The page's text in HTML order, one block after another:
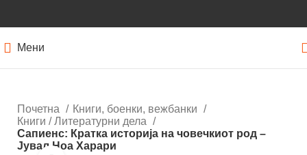
Мени
Почетна
Книги, боенки, вежбанки
Книги / Литературни дела
Сапиенс: Кратка историја на човечкиот род –
Јувал Ноа Харари